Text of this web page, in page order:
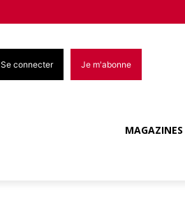
Se connecter Je m'abonne
MAGAZINES